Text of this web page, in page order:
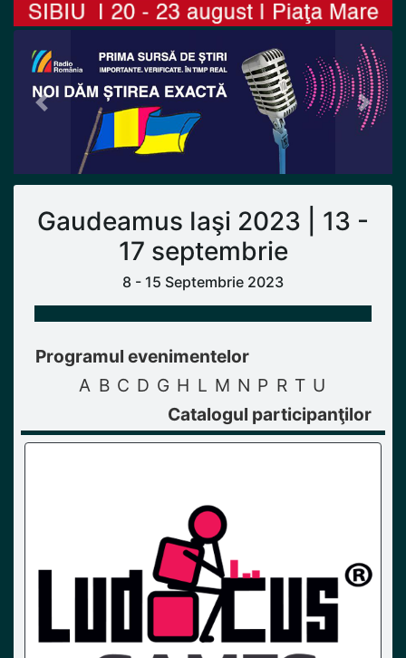
Previous Next
Gaudeamus Iaşi 2023 | 13 -
17 septembrie
8 - 15 Septembrie 2023
Programul evenimentelor
A B C D G H L M N P R T U
Catalogul participanţilor